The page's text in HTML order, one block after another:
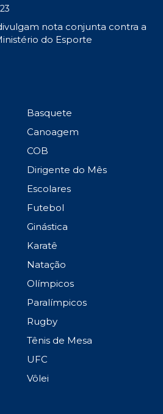
nota conjunta contra a
do Esporte
Basquete
Canoagem
COB
Dirigente do Mês
Escolares
Futebol
Ginástica
Karatê
Natação
Olímpicos
Paralímpicos
Rugby
Tênis de Mesa
UFC
Vôlei